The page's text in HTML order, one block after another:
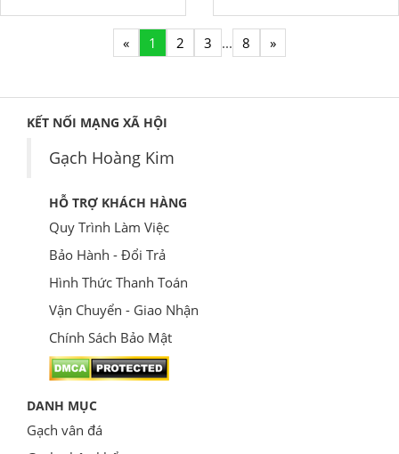
« 1 2 3 ... 8 »
KẾT NỐI MẠNG XÃ HỘI
Gạch Hoàng Kim
HỖ TRỢ KHÁCH HÀNG
Quy Trình Làm Việc
Bảo Hành - Đổi Trả
Hình Thức Thanh Toán
Vận Chuyển - Giao Nhận
Chính Sách Bảo Mật
DANH MỤC
Gạch vân đá